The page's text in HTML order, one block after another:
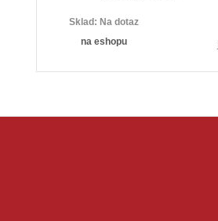
Sklad:Na dotaz
na eshopu